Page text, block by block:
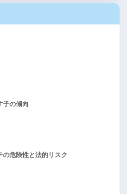
子の傾向
の危険性と法的リスク